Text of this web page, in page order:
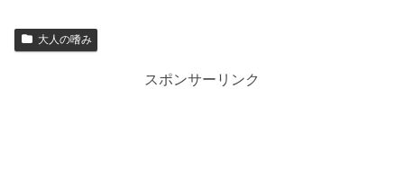
大人の嗜み
スポンサーリンク